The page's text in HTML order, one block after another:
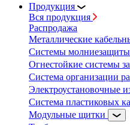
Продукция
Вся продукция
Распродажа
Металлические
Системы молниезащиты
Огнестойкие системы
Система организации
Электроустановочные
Система пластиковых
Модульные щитки